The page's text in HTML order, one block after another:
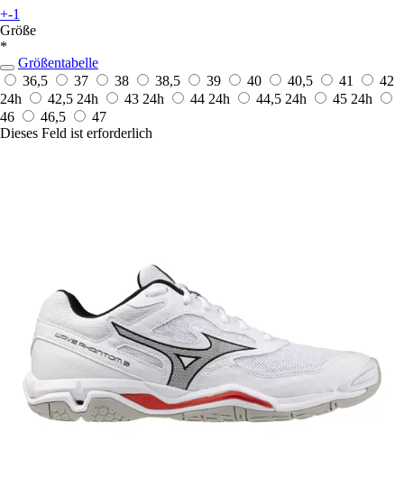
+-1
Größe
*
Größentabelle
36,5
37 38 38,5 39 40 40,5 41
42
24h
42,5 24h 43 24h 44 24h 44,5 24h 45 24h
46
46,5
47
Dieses Feld ist erforderlich